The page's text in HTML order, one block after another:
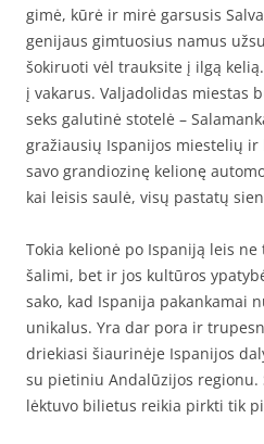
gimė, kūrė ir mirė garsusis
genijaus gimtuosius namus
šokiruoti vėl trauksite į ilgą
į vakarus. Valjadolidas miestas
seks galutinė stotelė –
gražiausių Ispanijos miestelių
savo grandiozinę kelionę
kai leisis saulė, visų pastatų
Tokia kelionė po Ispaniją leis
šalimi, bet ir jos kultūros
sako, kad Ispanija pakankamai
unikalus. Yra dar pora ir
driekiasi šiaurinėje Ispanijos
su pietiniu Andalūzijos regionu.
lėktuvo bilietus reikia pirkti tik